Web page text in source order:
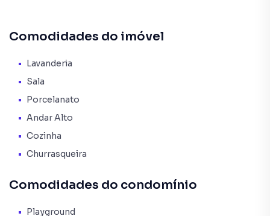
* Churrasqueira;
* Espera para split;
* Acabamento em gesso;
* Hidrômetro Individual;
* Interfone;
* Gás Individual.
O Empreendimento / Área de lazer:
* Academia;
Comodidades do imóvel
Lavanderia
Sala
Porcelanato
Andar Alto
Cozinha
Churrasqueira
Comodidades do condomínio
Playground